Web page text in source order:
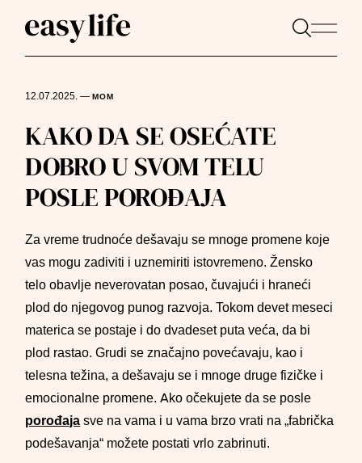
12.07.2025.—MOM
KAKO DA SE OSEĆATE
DOBRO U SVOM TELU
POSLE POROĐAJA
Za vreme trudnoće dešavaju se mnoge promene koje
vas mogu zadiviti i uznemiriti istovremeno. Žensko
telo obavlje neverovatan posao, čuvajući i hraneći
plod do njegovog punog razvoja. Tokom devet meseci
materica se postaje i do dvadeset puta veća, da bi
plod rastao. Grudi se značajno povećavaju, kao i
telesna težina, a dešavaju se i mnoge druge fizičke i
emocionalne promene. Ako očekujete da se posle
porođaja sve na vama i u vama brzo vrati na „fabrička
podešavanja“ možete postati vrlo zabrinuti.